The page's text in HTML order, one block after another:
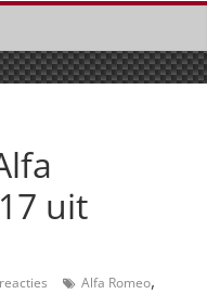
uit
Alfa Romeo,